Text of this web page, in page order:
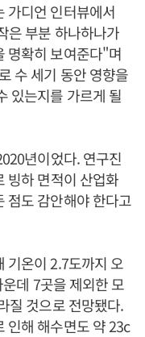
가디언 인터뷰에서
은 부분 하나하나가
명확히 보여준다"며
수 세기 동안 영향을
있는지를 가르게 될
년이었다. 연구진
빙하 면적이 산업화
점도 감안해야 한다고
기온이 2.7도까지 오
데 7곳을 제외한 모
질 것으로 전망됐다.
인해 해수면도 약 23c